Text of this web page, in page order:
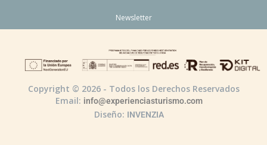
Newsletter
Copyright © 2026 - Todos los Derechos Reservados
Email: info@experienciasturismo.com
Diseño: INVENZIA